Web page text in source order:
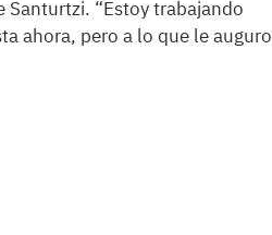
Santurtzi. “Estoy trabajando
ahora, pero a lo que le auguro